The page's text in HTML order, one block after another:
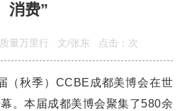
消费”
量万里行 文/张东 点击： 次
秋季）CCBE成都美博会在世
。本届成都美博会聚集了580余